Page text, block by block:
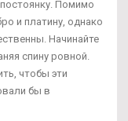
Помимо
и платину, однако
Начинайте
спину ровной.
чтобы эти
бы в